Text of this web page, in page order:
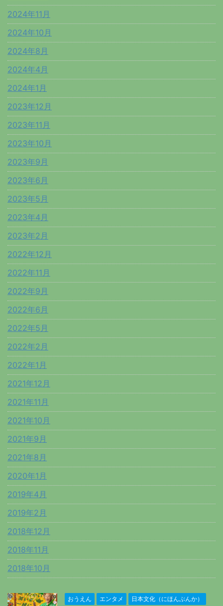
2024年11月
2024年10月
2024年8月
2024年4月
2024年1月
2023年12月
2023年11月
2023年10月
2023年9月
2023年6月
2023年5月
2023年4月
2023年2月
2022年12月
2022年11月
2022年9月
2022年6月
2022年5月
2022年2月
2022年1月
2021年12月
2021年11月
2021年10月
2021年9月
2021年8月
2020年1月
2019年4月
2019年2月
2018年12月
2018年11月
2018年10月
おうえん エンタメ
日本文化（にほんぶんか）